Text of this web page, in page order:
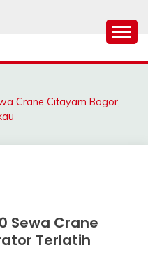
|
CRANE |
SKYLIFT
Crane Citayam Bogor,
Sewa Crane
Terlatih